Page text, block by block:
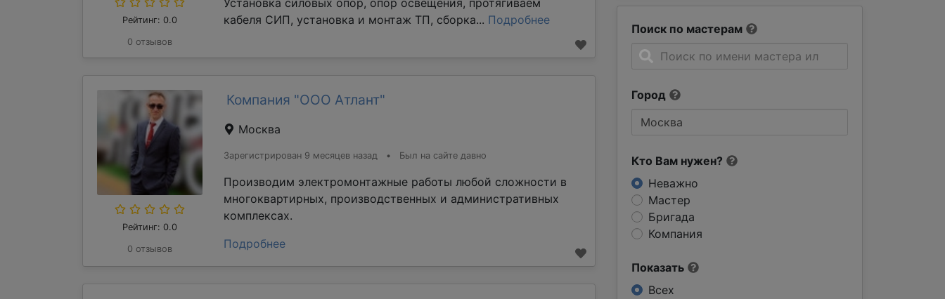
Поиск по мастерам
Город
Кто Вам нужен?
Неважно
Мастер
Бригада
Компания
Показать
Всех
Рейтинг: 0.0
0 отзывов
Установка силовых опор, опор освещения, протягиваем
кабеля СИП, установка и монтаж ТП, сборка... Подробнее
Рейтинг: 0.0
0 отзывов
Компания "ООО Атлант"
Москва
Зарегистрирован 9 месяцев назад • Был на сайте давно
Производим электромонтажные работы любой сложности в
многоквартирных, производственных и административных
комплексах.
Подробнее